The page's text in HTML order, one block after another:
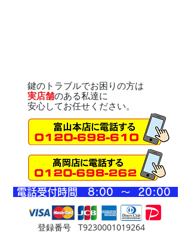
鍵のトラブルでお困りの方は
実店舗のある私達に
安心してお任せください。
登録番号 T9230001019264
​電話受付時間 8:00 ～ 20:00